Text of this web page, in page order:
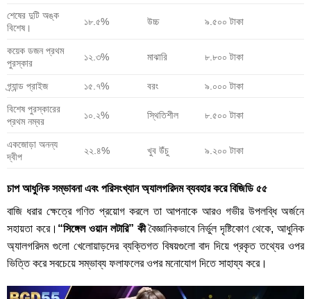
শেষের দুটি অঙ্ক
বিশেষ।
১৮.৫% উচ্চ ৯.৫০০ টাকা
কয়েক ডজন প্রথম
পুরস্কার
১২.৩% মাঝারি ৮.৮০০ টাকা
গ্র্যান্ড প্রাইজ ১৫.৭% বরং ৯.০০০ টাকা
বিশেষ পুরস্কারের
প্রথম নম্বর
১০.২% স্থিতিশীল ৮.৫০০ টাকা
একজোড়া অনন্য
দ্বীপ
২২.৪% খুব উঁচু ৯.২০০ টাকা
চাপ আধুনিক সম্ভাবনা এবং পরিসংখ্যান অ্যালগরিদম ব্যবহার করে বিজিডি ৫৫
বাজি ধরার ক্ষেত্রে গণিত প্রয়োগ করলে তা আপনাকে আরও গভীর উপলব্ধি অর্জনে
সহায়তা করে। “সিঙ্গেল ওয়ান লটারি” কীবৈজ্ঞানিকভাবে নির্ভুল দৃষ্টিকোণ থেকে, আধুনিক
অ্যালগরিদম গুলো খেলোয়াড়দের ব্যক্তিগত বিষয়গুলো বাদ দিয়ে প্রকৃত তথ্যের ওপর
ভিত্তি করে সবচেয়ে সম্ভাব্য ফলাফলের ওপর মনোযোগ দিতে সাহায্য করে।